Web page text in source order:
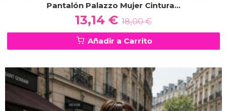
Pantalón Palazzo Mujer Cintura...
13,14 € 18,00 €
Añadir a Carrito